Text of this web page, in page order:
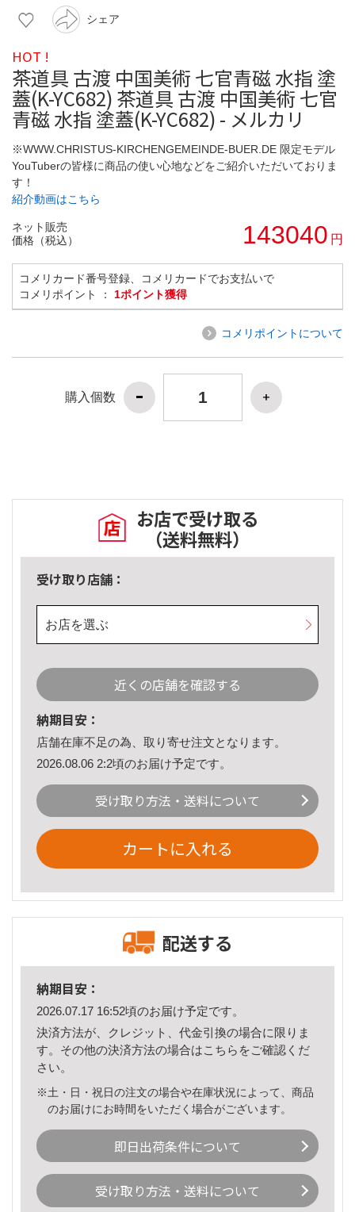
シェア
HOT !
茶道具 古渡 中国美術 七官青磁 水指 塗
蓋(K-YC682) 茶道具 古渡 中国美術 七官
青磁 水指 塗蓋(K-YC682) - メルカリ
※WWW.CHRISTUS-KIRCHENGEMEINDE-BUER.DE 限定モデル
YouTuberの皆様に商品の使い心地などをご紹介いただいておりま
す！
紹介動画はこちら
ネット販売
価格（税込）
143040 円
コメリカード番号登録、コメリカードでお支払いで
コメリポイント ： 1ポイント獲得
コメリポイントについて
購入個数
お店で受け取る
（送料無料）
受け取り店舗：
お店を選ぶ
近くの店舗を確認する
納期目安：
店舗在庫不足の為、取り寄せ注文となります。
2026.08.06 2:2頃のお届け予定です。
受け取り方法・送料について
カートに入れる
配送する
納期目安：
2026.07.17 16:52頃のお届け予定です。
決済方法が、クレジット、代金引換の場合に限りま
す。その他の決済方法の場合はこちら をご確認くだ
さい。
※土・日・祝日の注文の場合や在庫状況によって、商品
のお届けにお時間をいただく場合がございます。
即日出荷条件について
受け取り方法・送料について